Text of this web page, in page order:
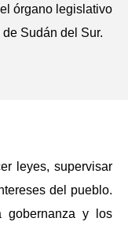
órgano legislativo
Sudán del Sur.
leyes, supervisar
del pueblo.
gobernanza y los